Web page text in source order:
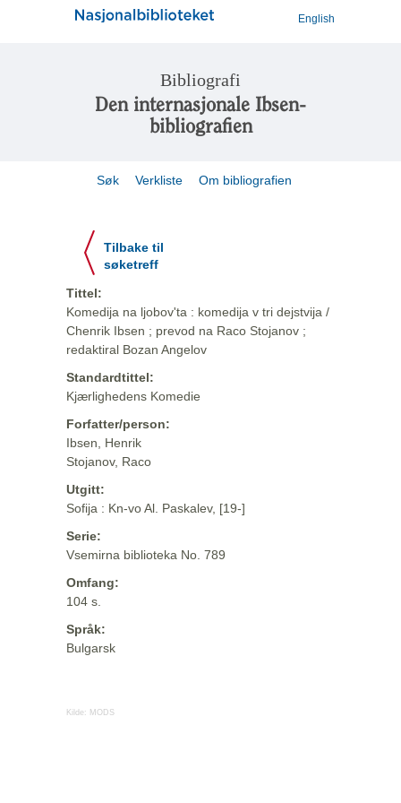
English
Bibliografi
Den internasjonale Ibsen-
bibliografien
Søk Verkliste Om bibliografien
Tilbake til
søketreff
Tittel:
Komedija na ljobov'ta : komedija v tri dejstvija /
Chenrik Ibsen ; prevod na Raco Stojanov ;
redaktiral Bozan Angelov
Standardtittel:
Kjærlighedens Komedie
Forfatter/person:
Ibsen, Henrik
Stojanov, Raco
Utgitt:
Sofija : Kn-vo Al. Paskalev, [19-]
Serie:
Vsemirna biblioteka No. 789
Omfang:
104 s.
Språk:
Bulgarsk
Kilde: MODS